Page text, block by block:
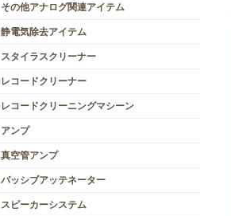
その他アナログ関連アイテム
静電気除去アイテム
スタイラスクリーナー
レコードクリーナー
レコードクリーニングマシーン
アンプ
真空管アンプ
パッシブアッテネーター
スピーカーシステム